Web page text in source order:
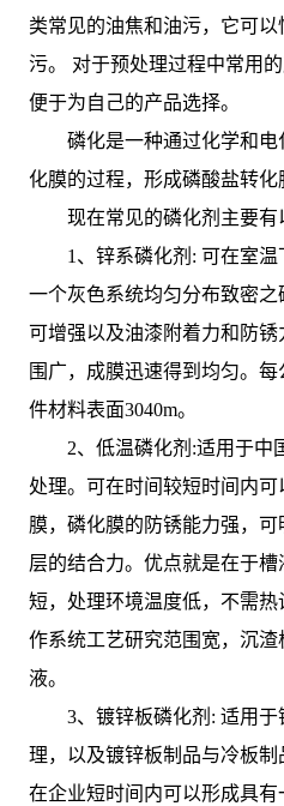
类常见的油焦和油污，它可
污。 对于预处理过程中常用
便于为自己的产品选择。
磷化是一种通过化学和
化膜的过程，形成磷酸盐转化
现在常见的磷化剂主要有
1、锌系磷化剂: 可在室
一个灰色系统均匀分布致密之
可增强以及油漆附着力和防
围广，成膜迅速得到均匀。
件材料表面3040m。
2、低温磷化剂:适用于中
处理。可在时间较短时间内
膜，磷化膜的防锈能力强，
层的结合力。优点就是在于
短，处理环境温度低，不需
作系统工艺研究范围宽，沉
液。
3、镀锌板磷化剂: 适用
理，以及镀锌板制品与冷板
在企业短时间内可以形成具